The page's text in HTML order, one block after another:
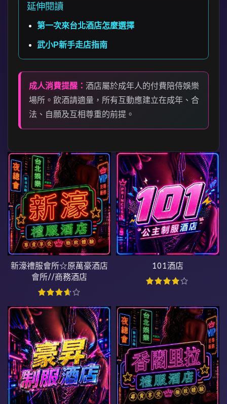
延伸閱讀
第一次來台北酒店怎麼選擇
武小P新手走店指南
成人消費提醒： 酒店屬於成年人的付費陪侍娛樂
場所。飲酒請適量，所有互動應建立在成年、合
法、自願及互相尊重的前提。
新濠禮服會所☆原萬豪酒店
會所//商務酒店
101酒店